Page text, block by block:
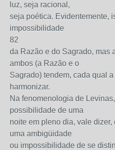
luz, seja racional,
seja poética. Evidentemente,
impossibilidade
82
da Razão e do Sagrado, mas
ambos (a Razão e o
Sagrado) tendem, cada qual
harmonizar.
Na fenomenologia de
possibilidade de uma
noite em pleno dia, vale
uma ambigüidade
ou impossibilidade de se